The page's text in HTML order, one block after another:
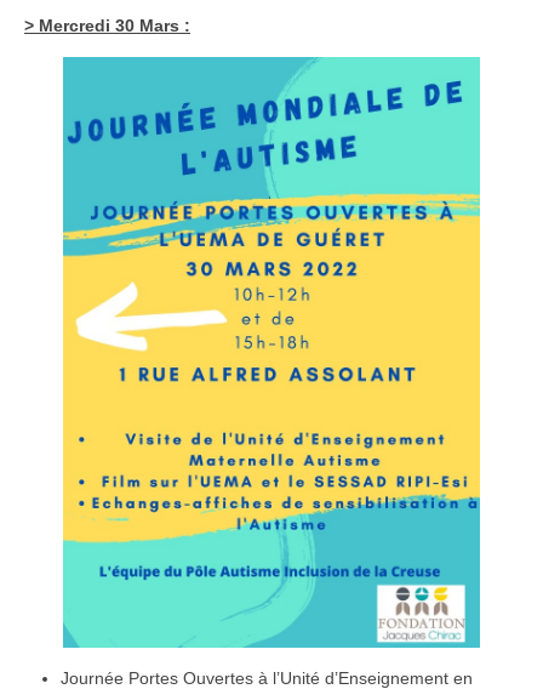
> Mercredi 30 Mars :
Journée Portes Ouvertes à l’Unité d’Enseignement en